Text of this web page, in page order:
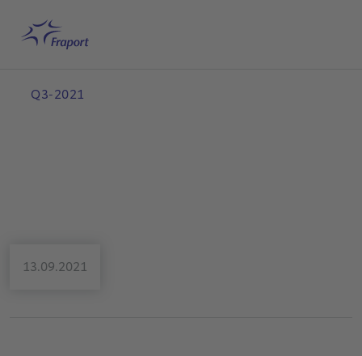
Startseite
Q3-2021
13.09.2021